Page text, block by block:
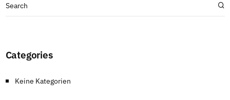
Categories
Keine Kategorien